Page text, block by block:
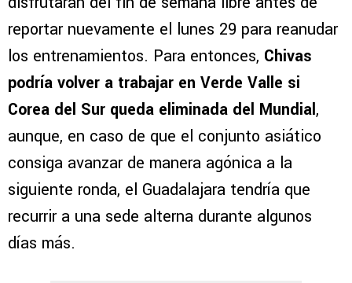
reportar nuevamente el lunes 29 para reanudar
los entrenamientos. Para entonces, Chivas
podría volver a trabajar en Verde Valle si
Corea del Sur queda eliminada del Mundial,
aunque, en caso de que el conjunto asiático
consiga avanzar de manera agónica a la
siguiente ronda, el Guadalajara tendría que
recurrir a una sede alterna durante algunos
días más.